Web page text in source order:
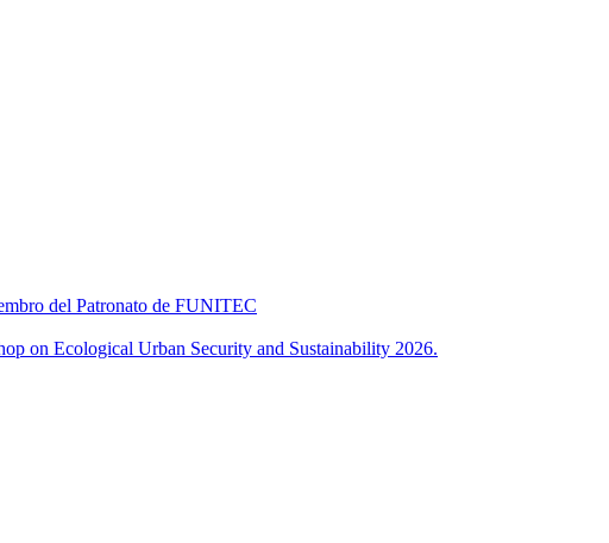
del Patronato de FUNITEC
on Ecological Urban Security and Sustainability 2026.